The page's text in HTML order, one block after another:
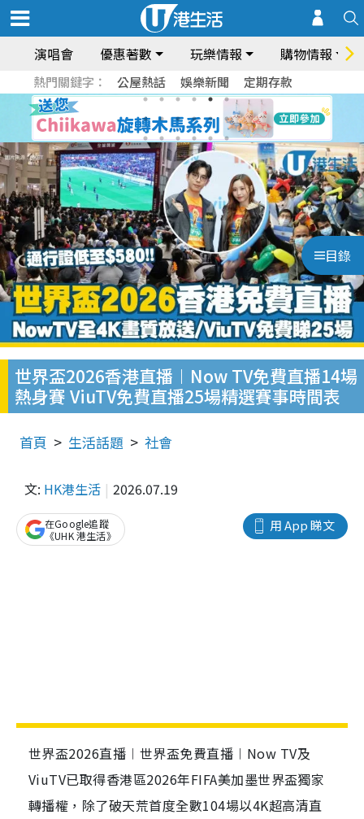
演唱會 優惠著數 玩樂情報 購物情報
熱門關鍵字： 公屋熱話 娛樂新聞 定期存款
目錄
世界盃2026香港直播︱Now TV免費直播14場
熱身賽 ViuTV免費直播25場精選賽事時間表
首頁 生活話題 社會
文: HK港生活 2026.07.19
用 App 睇文
在Google追蹤
《UHK 港生活》
世界盃2026直播︱世界盃免費直播︱Now TV及
ViuTV已取得香港區2026年FIFA美加墨世界盃獨家
轉播權，除了破天荒首度全數104場以4K超高清直